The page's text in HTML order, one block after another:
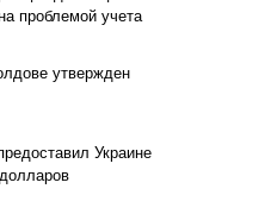
проблемой учета
утвержден
Украине